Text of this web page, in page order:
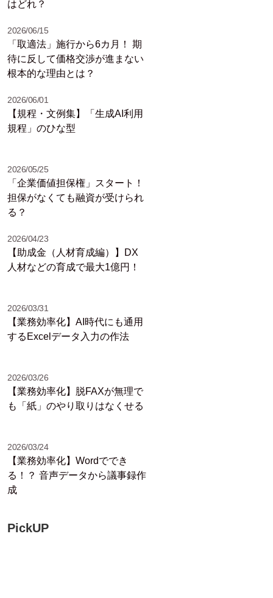
はどれ？
2026/06/15
「取適法」施行から6カ月！ 期
待に反して価格交渉が進まない
根本的な理由とは？
2026/06/01
【規程・文例集】「生成AI利用
規程」のひな型
2026/05/25
「企業価値担保権」スタート！
担保がなくても融資が受けられ
る？
2026/04/23
【助成金（人材育成編）】DX
人材などの育成で最大1億円！
2026/03/31
【業務効率化】AI時代にも通用
するExcelデータ入力の作法
2026/03/26
【業務効率化】脱FAXが無理で
も「紙」のやり取りはなくせる
2026/03/24
【業務効率化】Wordででき
る！？ 音声データから議事録作
成
PickUP